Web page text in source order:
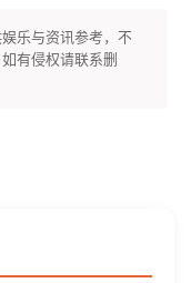
乐与资讯参考，不
有侵权请联系删